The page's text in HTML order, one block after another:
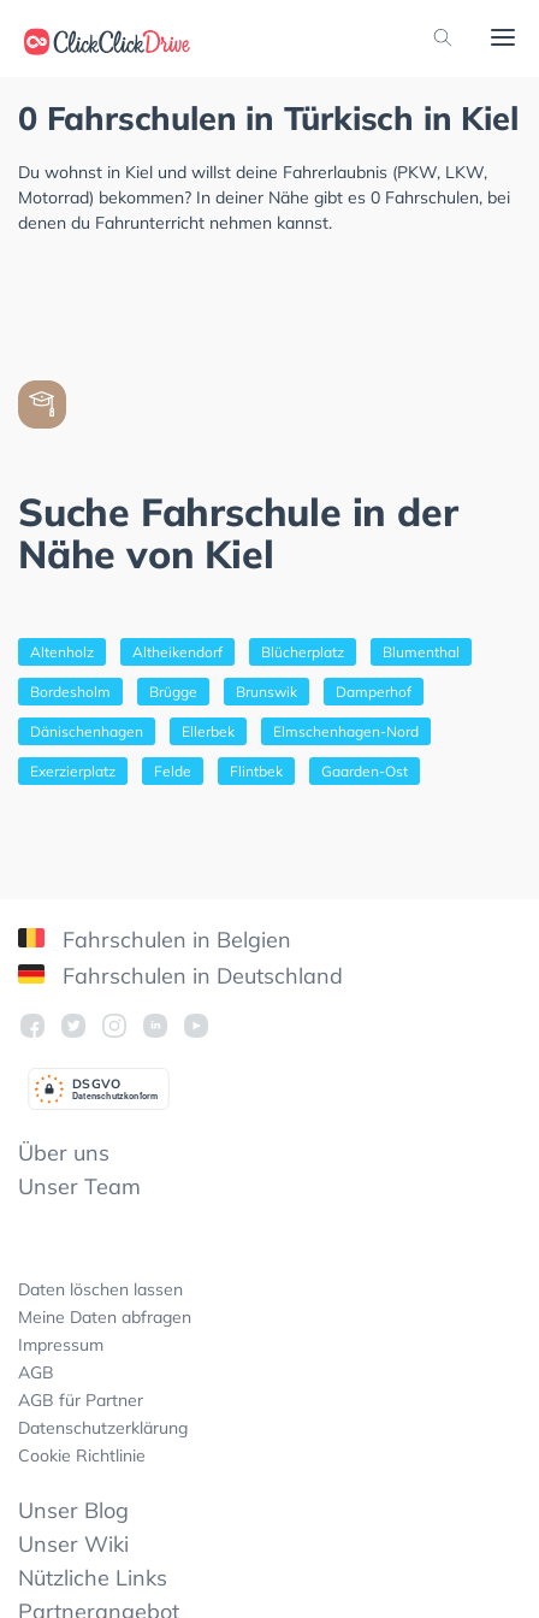
0 Fahrschulen in Türkisch in Kiel
Du wohnst in Kiel und willst deine Fahrerlaubnis (PKW, LKW,
Motorrad) bekommen? In deiner Nähe gibt es 0 Fahrschulen, bei
denen du Fahrunterricht nehmen kannst.
Suche Fahrschule in der
Nähe von Kiel
Altenholz Altheikendorf Blücherplatz Blumenthal
Bordesholm Brügge Brunswik Damperhof
Dänischenhagen Ellerbek Elmschenhagen-Nord
Exerzierplatz Felde Flintbek Gaarden-Ost
Fahrschulen in Belgien
Fahrschulen in Deutschland
Datenschutzkonform
DSGVO
Über uns
Unser Team
Daten löschen lassen
Meine Daten abfragen
Impressum
AGB
AGB für Partner
Datenschutzerklärung
Cookie Richtlinie
Unser Blog
Unser Wiki
Nützliche Links
Partnerangebot